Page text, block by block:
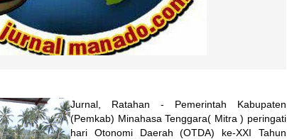
Jurnal, Ratahan - Pemerintah Kabupaten
(Pemkab) Minahasa Tenggara( Mitra ) peringati
hari Otonomi Daerah (OTDA) ke-XXI Tahun